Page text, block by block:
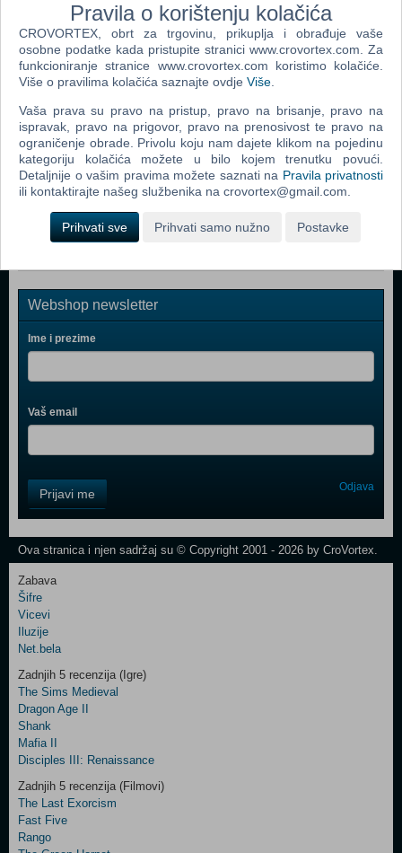
Gospodar Prstenova: Povratak Kralja (The Lord Of The
Rings: The Return Of The King DVD)
Charlie i Tvornica Čokolade (Charlie and the Chocolate
Factory DVD)
DRUŽBA GOONIES (The Goonies DVD)
Pirati S Kariba: Mrtvačeva Škrinja (Pirates Of The
Caribbean: Dead Man's Chest DVD)
Gospodar Prstenova: Trilogija (The Lord of the Rings -
Webshop newsletter
Ime i prezime
Vaš email
Field
One
Newsletter
Control
Field
Two
Newsletter
Control
Field
Three
Newsletter
Prijavi me Odjava
Ova stranica i njen sadržaj su © Copyright 2001 - 2026 by CroVortex.
Zabava
Šifre
Vicevi
Iluzije
Net.bela
Zadnjih 5 recenzija (Igre)
The Sims Medieval
Dragon Age II
Shank
Mafia II
Disciples III: Renaissance
Zadnjih 5 recenzija (Filmovi)
The Last Exorcism
Fast Five
Rango
Pravila o korištenju kolačića
CROVORTEX, obrt za trgovinu, prikuplja i obrađuje vaše
osobne podatke kada pristupite stranici www.crovortex.com. Za
funkcioniranje stranice www.crovortex.com koristimo kolačiće.
Više o pravilima kolačića saznajte ovdje Više
Vaša prava su pravo na pristup, pravo na brisanje, pravo na
ispravak, pravo na prigovor, pravo na prenosivost te pravo na
ograničenje obrade. Privolu koju nam dajete klikom na pojedinu
kategoriju kolačića možete u bilo kojem trenutku povući.
Detaljnije o vašim pravima možete saznati na Pravila privatnosti
ili kontaktirajte našeg službenika na crovortex@gmail.com.
Prihvati sve Prihvati samo nužno Postavke